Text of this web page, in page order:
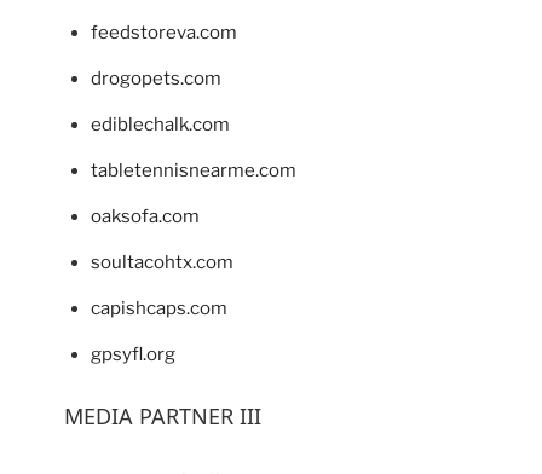
feedstoreva.com
drogopets.com
ediblechalk.com
tabletennisnearme.com
oaksofa.com
soultacohtx.com
capishcaps.com
gpsyfl.org
MEDIA PARTNER III